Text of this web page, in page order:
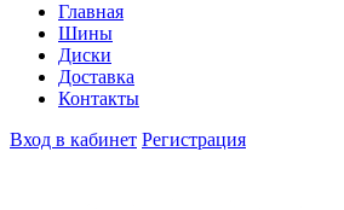
Главная
Шины
Диски
Доставка
Контакты
Вход в кабинет Регистрация